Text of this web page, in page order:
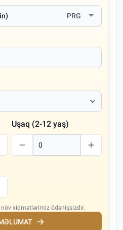
PRG
Uşaq (2-12 yaş)
xidmətlərimiz ödənişsizdir.